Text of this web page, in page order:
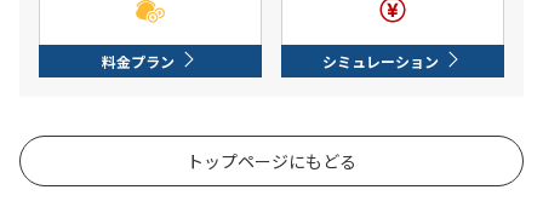
料金プラン シミュレーション
トップページにもどる